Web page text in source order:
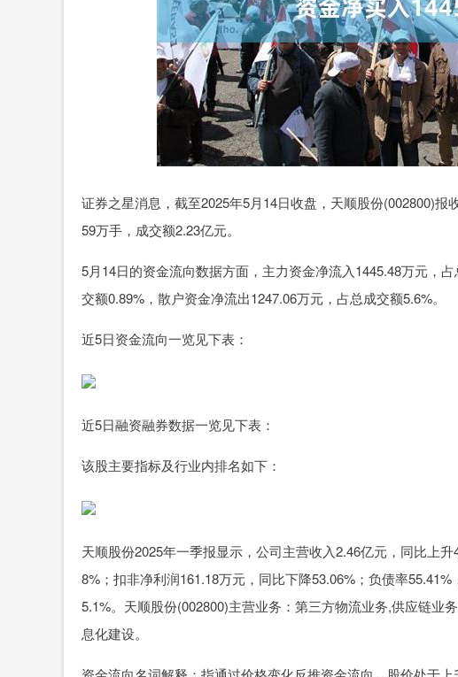
证券之星消息，截至2025年5月14日收盘，天顺股份(002800)报
59万手，成交额2.23亿元。
5月14日的资金流向数据方面，主力资金净流入1445.48万元，
交额0.89%，散户资金净流出1247.06万元，占总成交额5.6%。
近5日资金流向一览见下表：
近5日融资融券数据一览见下表：
该股主要指标及行业内排名如下：
天顺股份2025年一季报显示，公司主营收入2.46亿元，同比上
8%；扣非净利润161.18万元，同比下降53.06%；负债率
5.1%。天顺股份(002800)主营业务：第三方物流业务,供应链业
息化建设。